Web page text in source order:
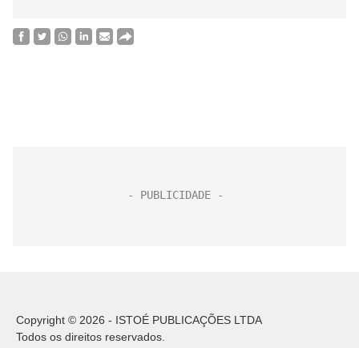
Copyright © 2026 - ISTOÉ PUBLICAÇÕES LTDA
Todos os direitos reservados.